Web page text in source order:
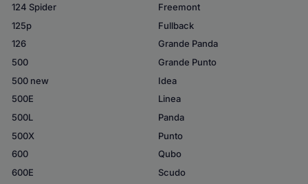
124 Spider
125p
126
500
500 new
500E
500L
500X
600
600E
Freemont
Fullback
Grande Panda
Grande Punto
Idea
Linea
Panda
Punto
Qubo
Scudo